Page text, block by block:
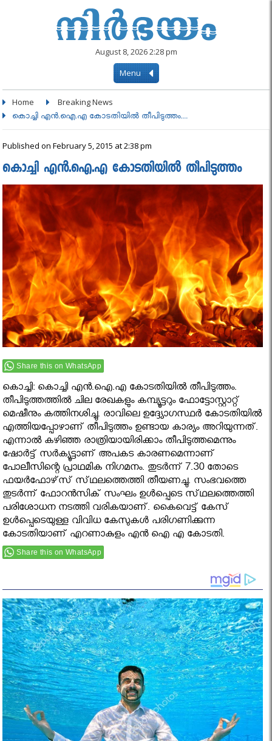
August 8, 2026 2:28 pm
Menu
Home Breaking News
കൊച്ചി എന്‍.ഐ.എ കോടതിയില്‍ തീപിടുത്തം....
Published on February 5, 2015 at 2:38 pm
കൊച്ചി എന്‍.ഐ.എ കോടതിയില്‍ തീപിടുത്തം
Share this on WhatsApp
കൊച്ചി: കൊച്ചി എന്‍.ഐ.എ കോടതിയില്‍ തീപിടുത്തം.
തീപിടുത്തത്തില്‍ ചില രേഖകളും കമ്പ്യൂട്ടറും ഫോട്ടോസ്റ്റാറ്റ്
മെഷീനും കത്തിനശിച്ചു. രാവിലെ ഉദ്ദ്യോഗസ്ഥർ കോടതിയിൽ
എത്തിയപ്പോഴാണ് തീപിടുത്തം ഉണ്ടായ കാര്യം അറിയുന്നത്.
എന്നാൽ കഴിഞ്ഞ രാത്രിയായിരിക്കാം തീപിടുത്തമെന്നും
ഷോര്‍ട്ട്‌ സര്‍ക്യൂട്ടാണ്‌ അപകട കാരണമെന്നാണ്‌
പോലീസിന്റെ പ്രാഥമിക നിഗമനം. തുടര്‍ന്ന്‌ 7.30 തോടെ
ഫയര്‍ഫോഴ്‌സ് സ്‌ഥലത്തെത്തി തീയണച്ചു. സംഭവത്തെ
തുടര്‍ന്ന്‌ ഫോറന്‍സിക്‌ സംഘം ഉള്‍പ്പെടെ സ്‌ഥലത്തെത്തി
പരിശോധന നടത്തി വരികയാണ്. കൈവെട്ട് കേസ്
ഉള്‍പ്പെടെയുള്ള വിവിധ കേസുകള്‍ പരിഗണിക്കുന്ന
കോടതിയാണ് എറണാകുളം എന്‍ ഐ എ കോടതി.
Share this on WhatsApp